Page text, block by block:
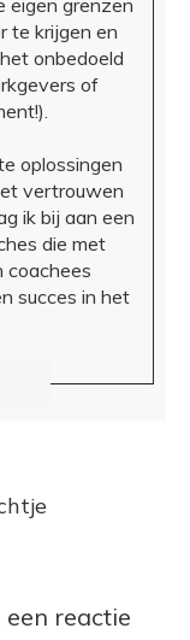
te krijgen en
onbedoeld
of
oplossingen
vertrouwen
ik bij aan een
die met
coachees
succes in het
een reactie